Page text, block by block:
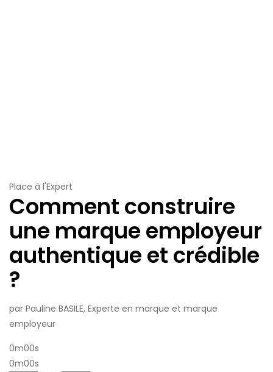
Place à l'Expert
Comment construire
une marque employeur
authentique et crédible
?
par Pauline BASILE, Experte en marque et marque
employeur
0m00s
0m00s